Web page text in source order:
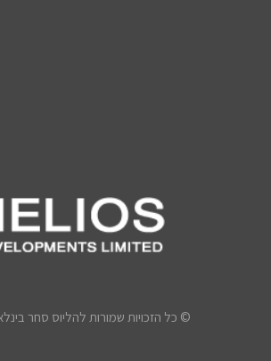
© כל הזכויות שמורות להליוס סחר